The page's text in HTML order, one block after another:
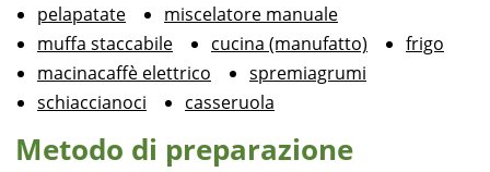
pelapatate
miscelatore manuale
muffa staccabile
cucina (manufatto)
frigo
macinacaffè elettrico
spremiagrumi
schiaccianoci
casseruola
Metodo di preparazione